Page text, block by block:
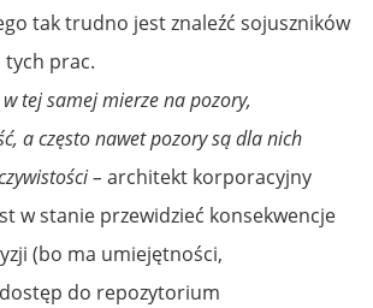
tak trudno jest znaleźć sojuszników
tych prac.
tej sa­mej mie­rze na po­zory,
a często na­wet po­zory są dla nich
– architekt korporacyjny
w stanie przewidzieć konsekwencje
(bo ma umiejętności,
do repozytorium